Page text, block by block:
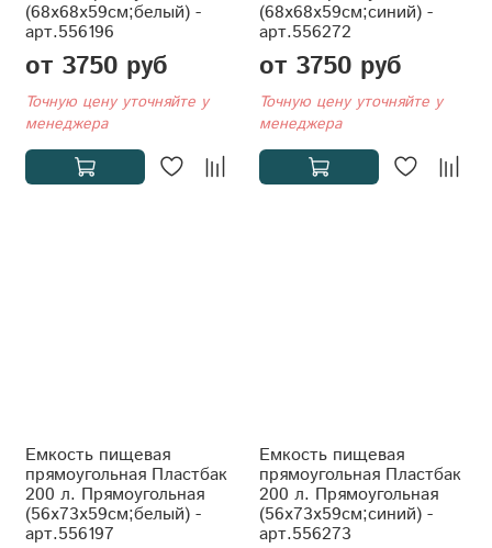
(68x68x59см;белый) -
арт.556196
от 3750 руб
Точную цену уточняйте у
менеджера
(68x68x59см;синий) -
арт.556272
от 3750 руб
Точную цену уточняйте у
менеджера
Емкость пищевая
прямоугольная Пластбак
200 л. Прямоугольная
(56x73x59см;белый) -
арт.556197
Емкость пищевая
прямоугольная Пластбак
200 л. Прямоугольная
(56x73x59см;синий) -
арт.556273